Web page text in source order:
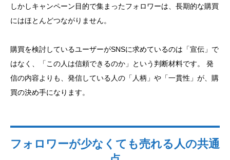
しかしキャンペーン目的で集まったフォロワーは、長期的な購買
にはほとんどつながりません。
購買を検討しているユーザーがSNSに求めているのは「宣伝」で
はなく、「この人は信頼できるのか」という判断材料です。 発
信の内容よりも、発信している人の「人柄」や「一貫性」が、購
買の決め手になります。
フォロワーが少なくても売れる人の共通